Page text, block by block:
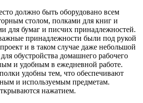
должно быть оборудовано всем
столом, полками для книг и
для бумаг и писчих принадлежностей.
принадлежности были под рукой
и в таком случае даже небольшой
обустройства домашнего рабочего
и удобным в ежедневной работе.
удобны тем, что обеспечивают
и используемым предметам.
нажатием.